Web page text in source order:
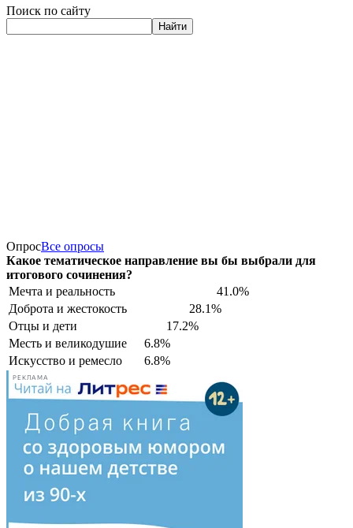
Поиск по сайту
Найти
ОпросВсе опросы
Какое тематическое направление вы бы выбрали для
итогового сочинения?
Мечта и реальность
41.0%
Доброта и жестокость
28.1%
Отцы и дети
17.2%
Месть и великодушие
6.8%
Искусство и ремесло
6.8%
РЕКЛАМА